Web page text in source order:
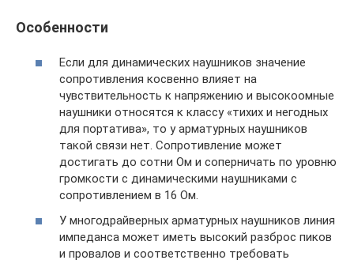
Особенности
Если для динамических наушников значение
сопротивления косвенно влияет на
чувствительность к напряжению и высокоомные
наушники относятся к классу «тихих и негодных
для портатива», то у арматурных наушников
такой связи нет. Сопротивление может
достигать до сотни Ом и соперничать по уровню
громкости с динамическими наушниками с
сопротивлением в 16 Ом.
У многодрайверных арматурных наушников линия
импеданса может иметь высокий разброс пиков
и провалов и соответственно требовать